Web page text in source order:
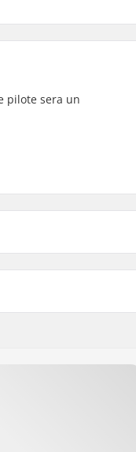
pilote sera un